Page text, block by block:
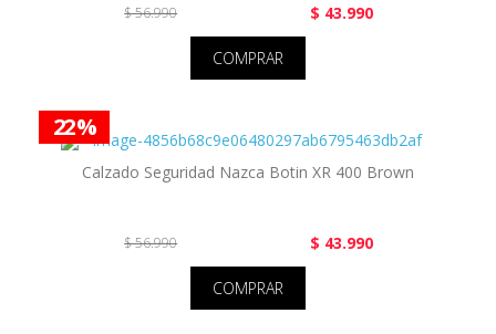
$ 56.990 $ 43.990
COMPRAR
22 %
Calzado Seguridad Nazca Botin XR 400 Brown
$ 56.990 $ 43.990
COMPRAR